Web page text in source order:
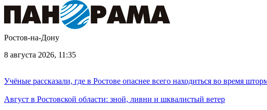
Ростов-на-Дону
8 августа 2026, 11:35
Учёные рассказали, где в Ростове опаснее всего находиться во время
Август в Ростовской области: зной, ливни и шквалистый ветер